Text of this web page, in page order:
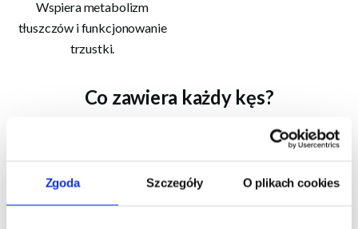
Zgoda Szczegóły O plikach cookies
Wspiera metabolizm
tłuszczów i funkcjonowanie
trzustki.
Co zawiera każdy kęs?
Kliknij, aby zobaczyć skład i analizę
Dla kogo jest ta karma?